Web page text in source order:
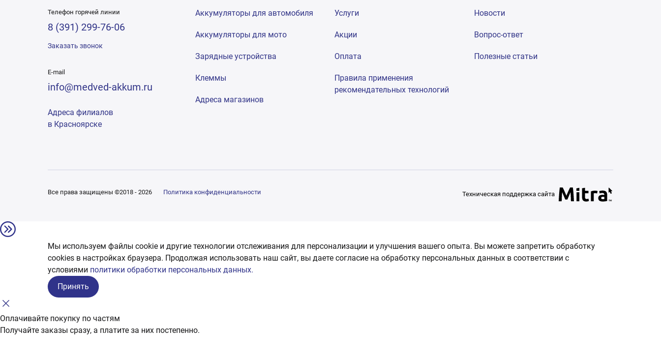
Телефон горячей линии
8 (391) 299-76-06
Заказать звонок
E-mail
info@medved-akkum.ru
Адреса филиалов
в Красноярске
Аккумуляторы для автомобиля
Аккумуляторы для мото
Зарядные устройства
Клеммы
Адреса магазинов
Услуги
Акции
Оплата
Правила применения
рекомендательных технологий
Новости
Вопрос-ответ
Полезные статьи
Все права защищены ©2018 - 2026 Политика конфиденциальности Техническая поддержка сайта
Мы используем файлы cookie и другие технологии отслеживания для персонализации и улучшения вашего опыта. Вы можете запретить обработку
сookies в настройках браузера. Продолжая использовать наш сайт, вы даете согласие на обработку персональных данных в соответствии с
условиями политики обработки персональных данных.
Принять
Оплачивайте покупку по частям
Получайте заказы сразу, а платите за них постепенно.